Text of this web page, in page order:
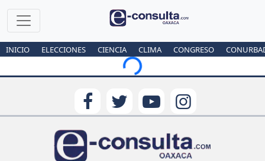
INICIO ELECCIONES CIENCIA CLIMA CONGRESO
Loading...